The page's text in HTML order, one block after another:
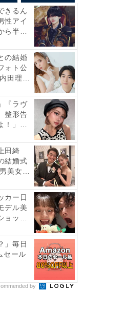
きるん
性アイ
ら半年
の結婚
ォト公
田理
『ラヴ
整形告
！」
田綺
結婚式
美女」
カー日
デル美
ョット
」毎日
セール
by